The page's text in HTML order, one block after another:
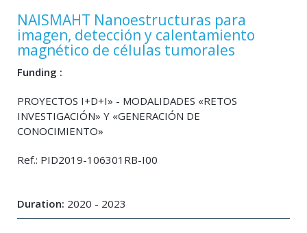
NAISMAHT Nanoestructuras para
imagen, detección y calentamiento
magnético de células tumorales
Funding :
PROYECTOS I+D+I» - MODALIDADES «RETOS
INVESTIGACIÓN» Y «GENERACIÓN DE
CONOCIMIENTO»
Ref.: PID2019-106301RB-I00
Duration: 2020 - 2023